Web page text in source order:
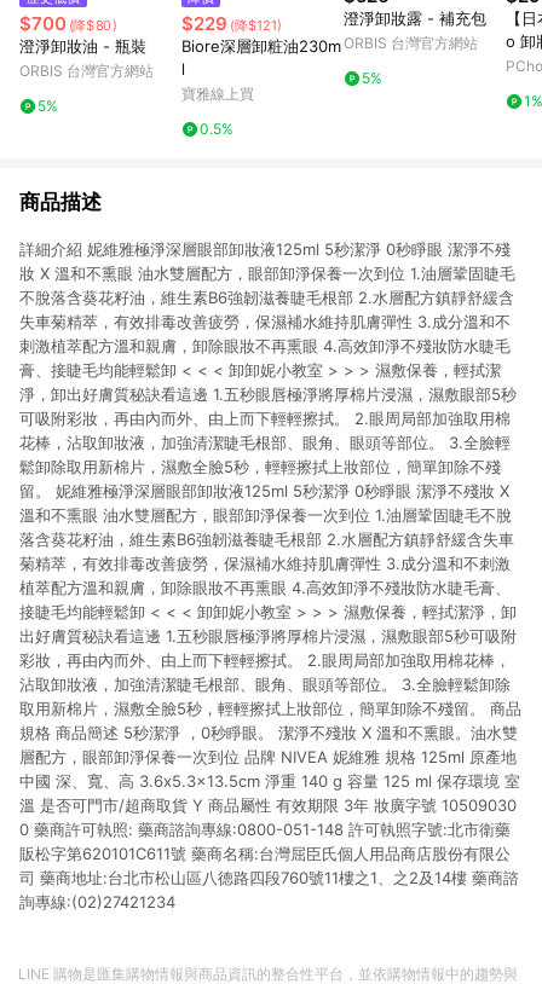
$700 (降$80)
澄淨卸妝油 - 瓶裝
ORBIS 台灣官方網站
5%
$229 (降$121)
Biore深層卸粧油230m
l
寶雅線上買
0.5%
澄淨卸妝露 - 補充包
ORBIS 台灣官方網站
5%
【
o 卸
1%
商品描述
詳細介紹 妮維雅極淨深層眼部卸妝液125ml 5秒潔淨 0秒睜眼 潔淨不殘
妝 X 溫和不熏眼 油水雙層配方，眼部卸淨保養一次到位 1.油層鞏固睫毛
不脫落含葵花籽油，維生素B6強韌滋養睫毛根部 2.水層配方鎮靜舒緩含
失車菊精萃，有效排毒改善疲勞，保濕補水維持肌膚彈性 3.成分溫和不
刺激植萃配方溫和親膚，卸除眼妝不再熏眼 4.高效卸淨不殘妝防水睫毛
膏、接睫毛均能輕鬆卸 < < < 卸卸妮小教室 > > > 濕敷保養，輕拭潔
淨，卸出好膚質秘訣看這邊 1.五秒眼唇極淨將厚棉片浸濕，濕敷眼部5秒
可吸附彩妝，再由內而外、由上而下輕輕擦拭。 2.眼周局部加強取用棉
花棒，沾取卸妝液，加強清潔睫毛根部、眼角、眼頭等部位。 3.全臉輕
鬆卸除取用新棉片，濕敷全臉5秒，輕輕擦拭上妝部位，簡單卸除不殘
留。 妮維雅極淨深層眼部卸妝液125ml 5秒潔淨 0秒睜眼 潔淨不殘妝 X
溫和不熏眼 油水雙層配方，眼部卸淨保養一次到位 1.油層鞏固睫毛不脫
落含葵花籽油，維生素B6強韌滋養睫毛根部 2.水層配方鎮靜舒緩含失車
菊精萃，有效排毒改善疲勞，保濕補水維持肌膚彈性 3.成分溫和不刺激
植萃配方溫和親膚，卸除眼妝不再熏眼 4.高效卸淨不殘妝防水睫毛膏、
接睫毛均能輕鬆卸 < < < 卸卸妮小教室 > > > 濕敷保養，輕拭潔淨，卸
出好膚質秘訣看這邊 1.五秒眼唇極淨將厚棉片浸濕，濕敷眼部5秒可吸附
彩妝，再由內而外、由上而下輕輕擦拭。 2.眼周局部加強取用棉花棒，
沾取卸妝液，加強清潔睫毛根部、眼角、眼頭等部位。 3.全臉輕鬆卸除
取用新棉片，濕敷全臉5秒，輕輕擦拭上妝部位，簡單卸除不殘留。 商品
規格 商品簡述 5秒潔淨 ，0秒睜眼。 潔淨不殘妝 X 溫和不熏眼。油水雙
層配方，眼部卸淨保養一次到位 品牌 NIVEA 妮維雅 規格 125ml 原產地
中國 深、寬、高 3.6x5.3x13.5cm 淨重 140 g 容量 125 ml 保存環境 室
溫 是否可門市/超商取貨 Y 商品屬性 有效期限 3年 妝廣字號 10509030
0 藥商許可執照: 藥商諮詢專線:0800-051-148 許可執照字號:北市衛藥
販松字第620101C611號 藥商名稱:台灣屈臣氏個人用品商店股份有限公
司 藥商地址:台北市松山區八德路四段760號11樓之1、之2及14樓 藥商諮
詢專線:(02)27421234
LINE 購物是匯集購物情報與商品資訊的整合性平台，並依購物情報中的趨勢與